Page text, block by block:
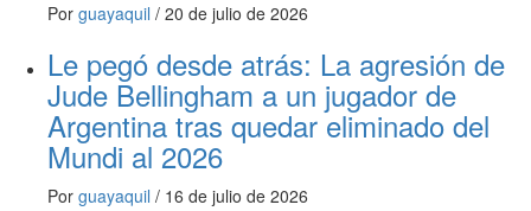
Por guayaquil / 20 de julio de 2026
Le pegó desde atrás: La agresión de
Jude Bellingham a un jugador de
Argentina tras quedar eliminado del
Mundi al 2026
Por guayaquil / 16 de julio de 2026